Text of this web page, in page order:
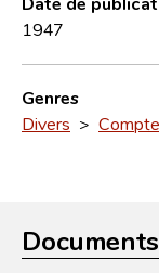
1947
Genres
Divers >